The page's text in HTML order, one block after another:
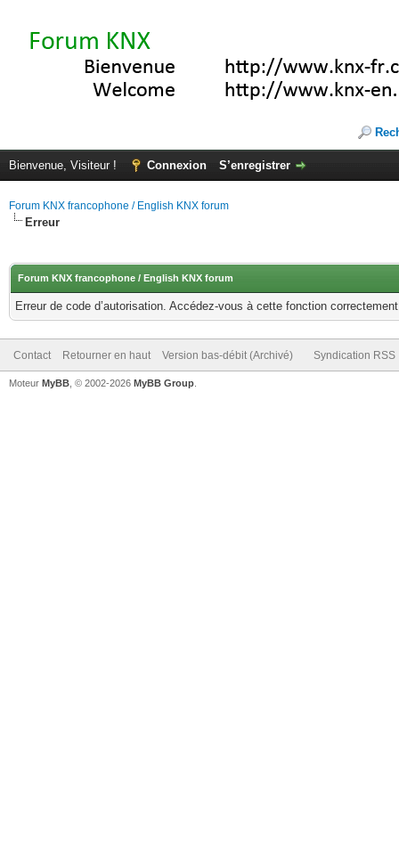
Bienvenue, Visiteur ! Connexion S’enregistrer
Forum KNX francophone / English KNX forum
Erreur
Forum KNX francophone / English KNX forum
Erreur de code d’autorisation. Accédez-vous à cette fonction
Contact Retourner en haut Version bas-débit (Archivé) Syndication RSS
Moteur MyBB , © 2002-2026 MyBB Group